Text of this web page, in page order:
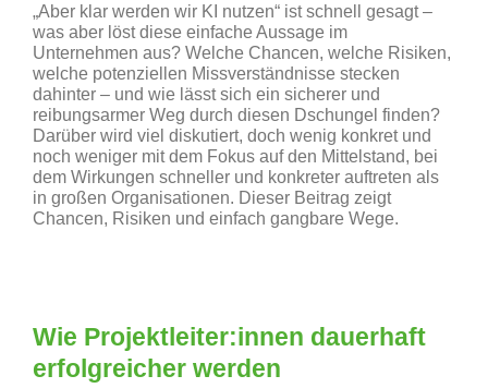
„Aber klar werden wir KI nutzen“ ist schnell gesagt –
was aber löst diese einfache Aussage im
Unternehmen aus? Welche Chancen, welche Risiken,
welche potenziellen Missverständnisse stecken
dahinter – und wie lässt sich ein sicherer und
reibungsarmer Weg durch diesen Dschungel finden?
Darüber wird viel diskutiert, doch wenig konkret und
noch weniger mit dem Fokus auf den Mittelstand, bei
dem Wirkungen schneller und konkreter auftreten als
in großen Organisationen. Dieser Beitrag zeigt
Chancen, Risiken und einfach gangbare Wege.
Wie Projektleiter:innen dauerhaft
erfolgreicher werden